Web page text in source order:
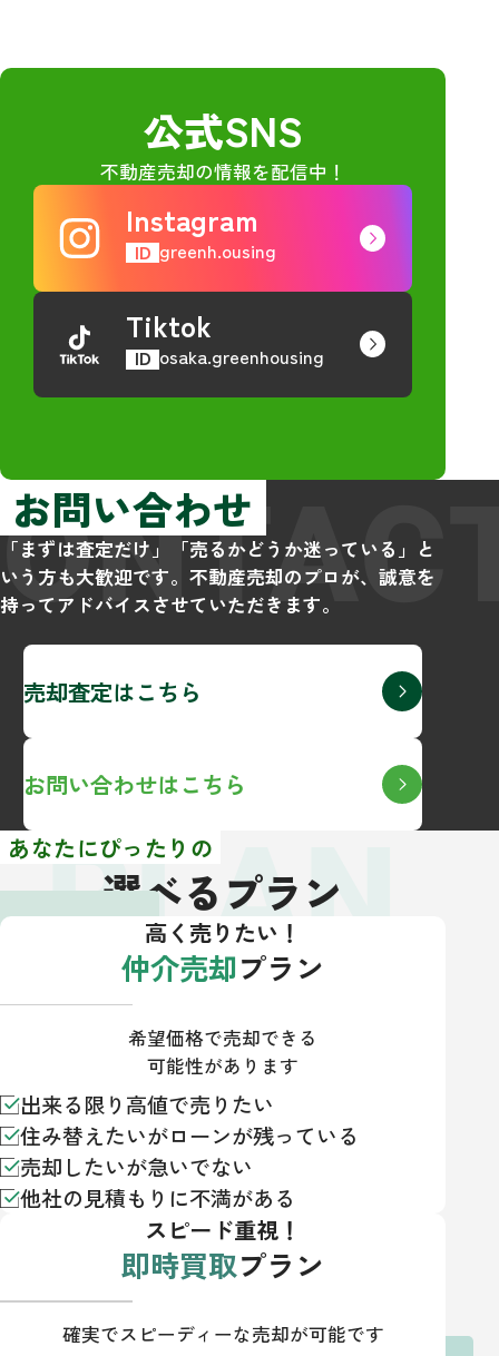
公式SNS
不動産売却の情報を配信中！
Instagram
ID greenh.ousing
Tiktok
ID osaka.greenhousing
お問い合わせ
「まずは査定だけ」「売るかどうか迷っている」と
いう方も大歓迎です。不動産売却のプロが、誠意を
持ってアドバイスさせていただきます。
売却査定はこちら
お問い合わせはこちら
あなたにぴったりの
選べるプラン
PLAN
高く売りたい！
仲介売却プラン
希望価格で売却できる
可能性があります
出来る限り高値で売りたい
住み替えたいがローンが残っている
売却したいが急いでない
他社の見積もりに不満がある
スピード重視！
即時買取プラン
確実でスピーディーな売却が可能です